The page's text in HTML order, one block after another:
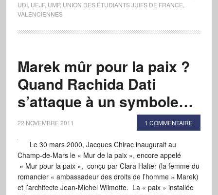
UDI, UEJF, UMP, UNION DES ÉTUDIANTS JUIFS DE FRANCE
VALENCIENNES
Marek mûr pour la paix ?
Quand Rachida Dati
s’attaque à un symbole…
22 NOVEMBRE 2011 1 COMMENTAIRE
Le 30 mars 2000, Jacques Chirac inaugurait au
Champ-de-Mars le « Mur de la paix », encore appelé
« Mur pour la paix », conçu par Clara Halter (la femme du
romancier « ambassadeur des droits de l’homme » Marek)
et l’architecte Jean-Michel Wilmotte. La « paix » installée